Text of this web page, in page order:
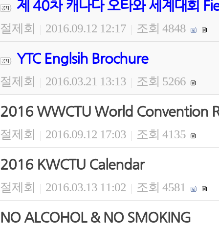
제 40차 캐나다 오타와 세계대회
절제회 2016.09.12 12:17 조회 4848
YTC Englsih Brochure
절제회 2016.03.21 13:13 조회 5266
2016 WWCTU World Convention
절제회 | 2016.09.12 17:03 | 조회 4135
2016 KWCTU Calendar
절제회 | 2016.03.13 11:02 | 조회 4581
NO ALCOHOL & NO SMOKING